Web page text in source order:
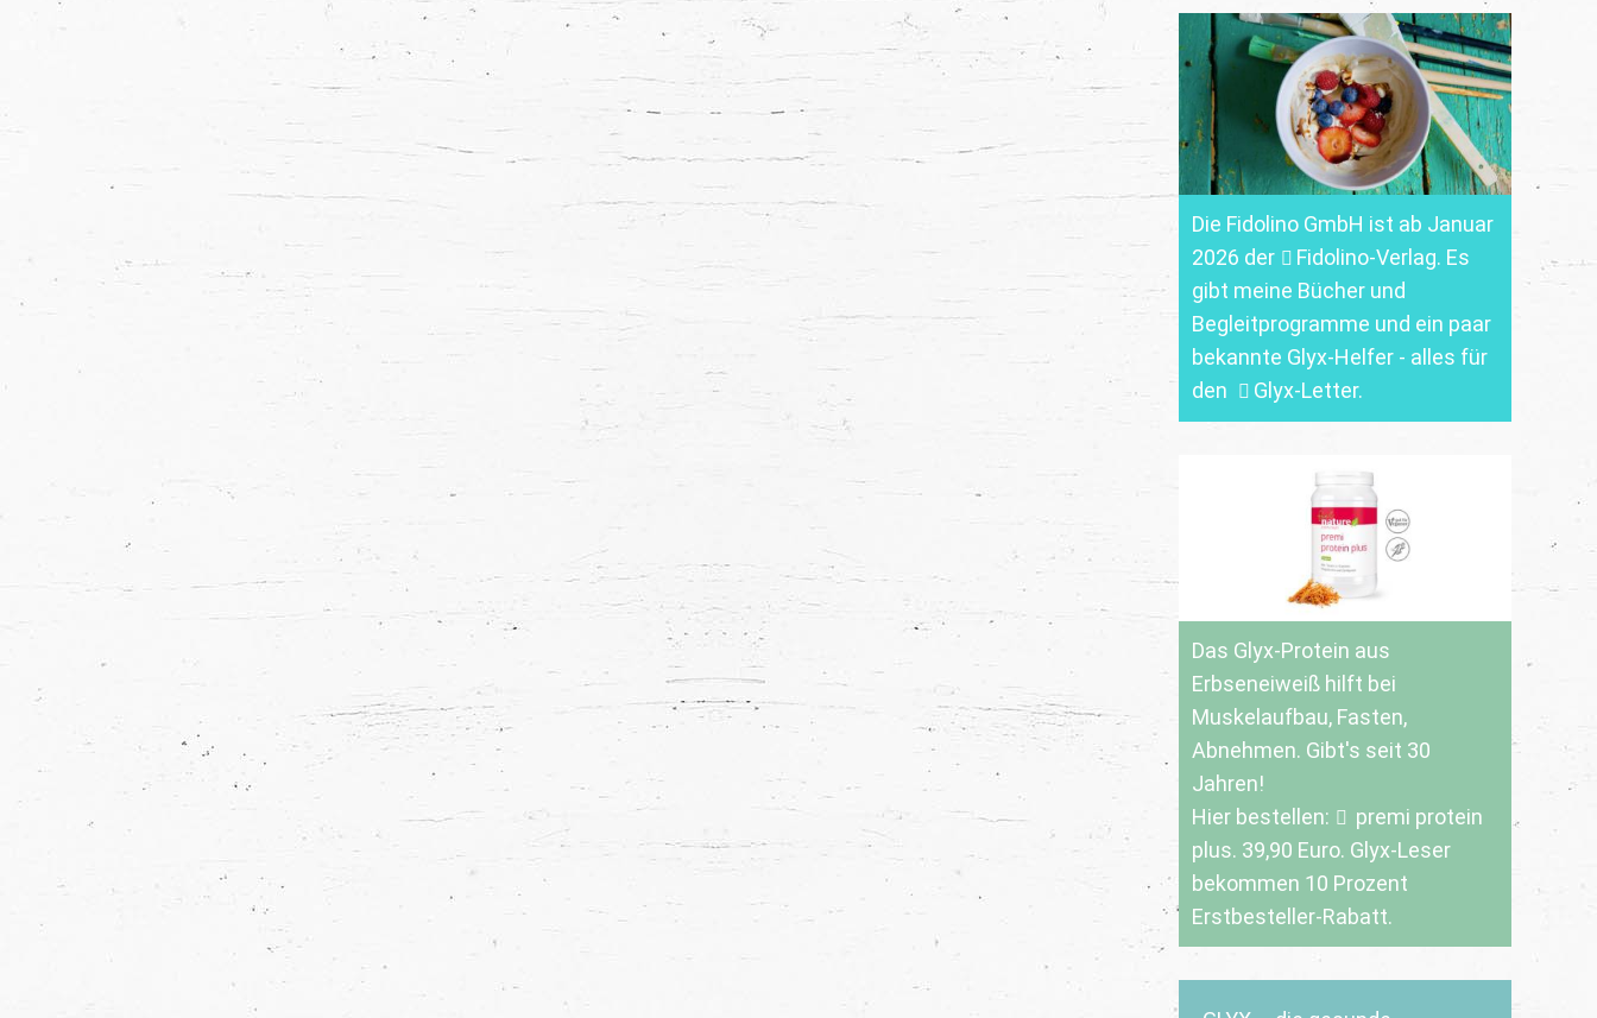
Die Fidolino GmbH ist ab Januar
2026 der
Fidolino-Verlag. Es
gibt meine Bücher und
Begleitprogramme und ein paar
bekannte Glyx-Helfer - alles für
den
Glyx-Letter.
Das Glyx-Protein aus
Erbseneiweiß hilft bei
Muskelaufbau, Fasten,
Abnehmen. Gibt's seit 30
Jahren!
Hier bestellen:
premi protein
plus. 39,90 Euro. Glyx-Leser
bekommen 10 Prozent
Erstbesteller-Rabatt.